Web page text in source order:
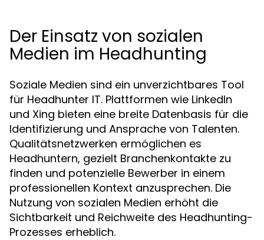
Der Einsatz von sozialen
Medien im Headhunting
Soziale Medien sind ein unverzichtbares Tool
für Headhunter IT. Plattformen wie LinkedIn
und Xing bieten eine breite Datenbasis für die
Identifizierung und Ansprache von Talenten.
Qualitätsnetzwerken ermöglichen es
Headhuntern, gezielt Branchenkontakte zu
finden und potenzielle Bewerber in einem
professionellen Kontext anzusprechen. Die
Nutzung von sozialen Medien erhöht die
Sichtbarkeit und Reichweite des Headhunting-
Prozesses erheblich.